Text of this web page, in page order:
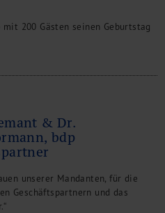
200 Gästen seinen Geburtstag
& Dr.
bdp
unserer Mandanten, für die
Geschäftspartnern und das